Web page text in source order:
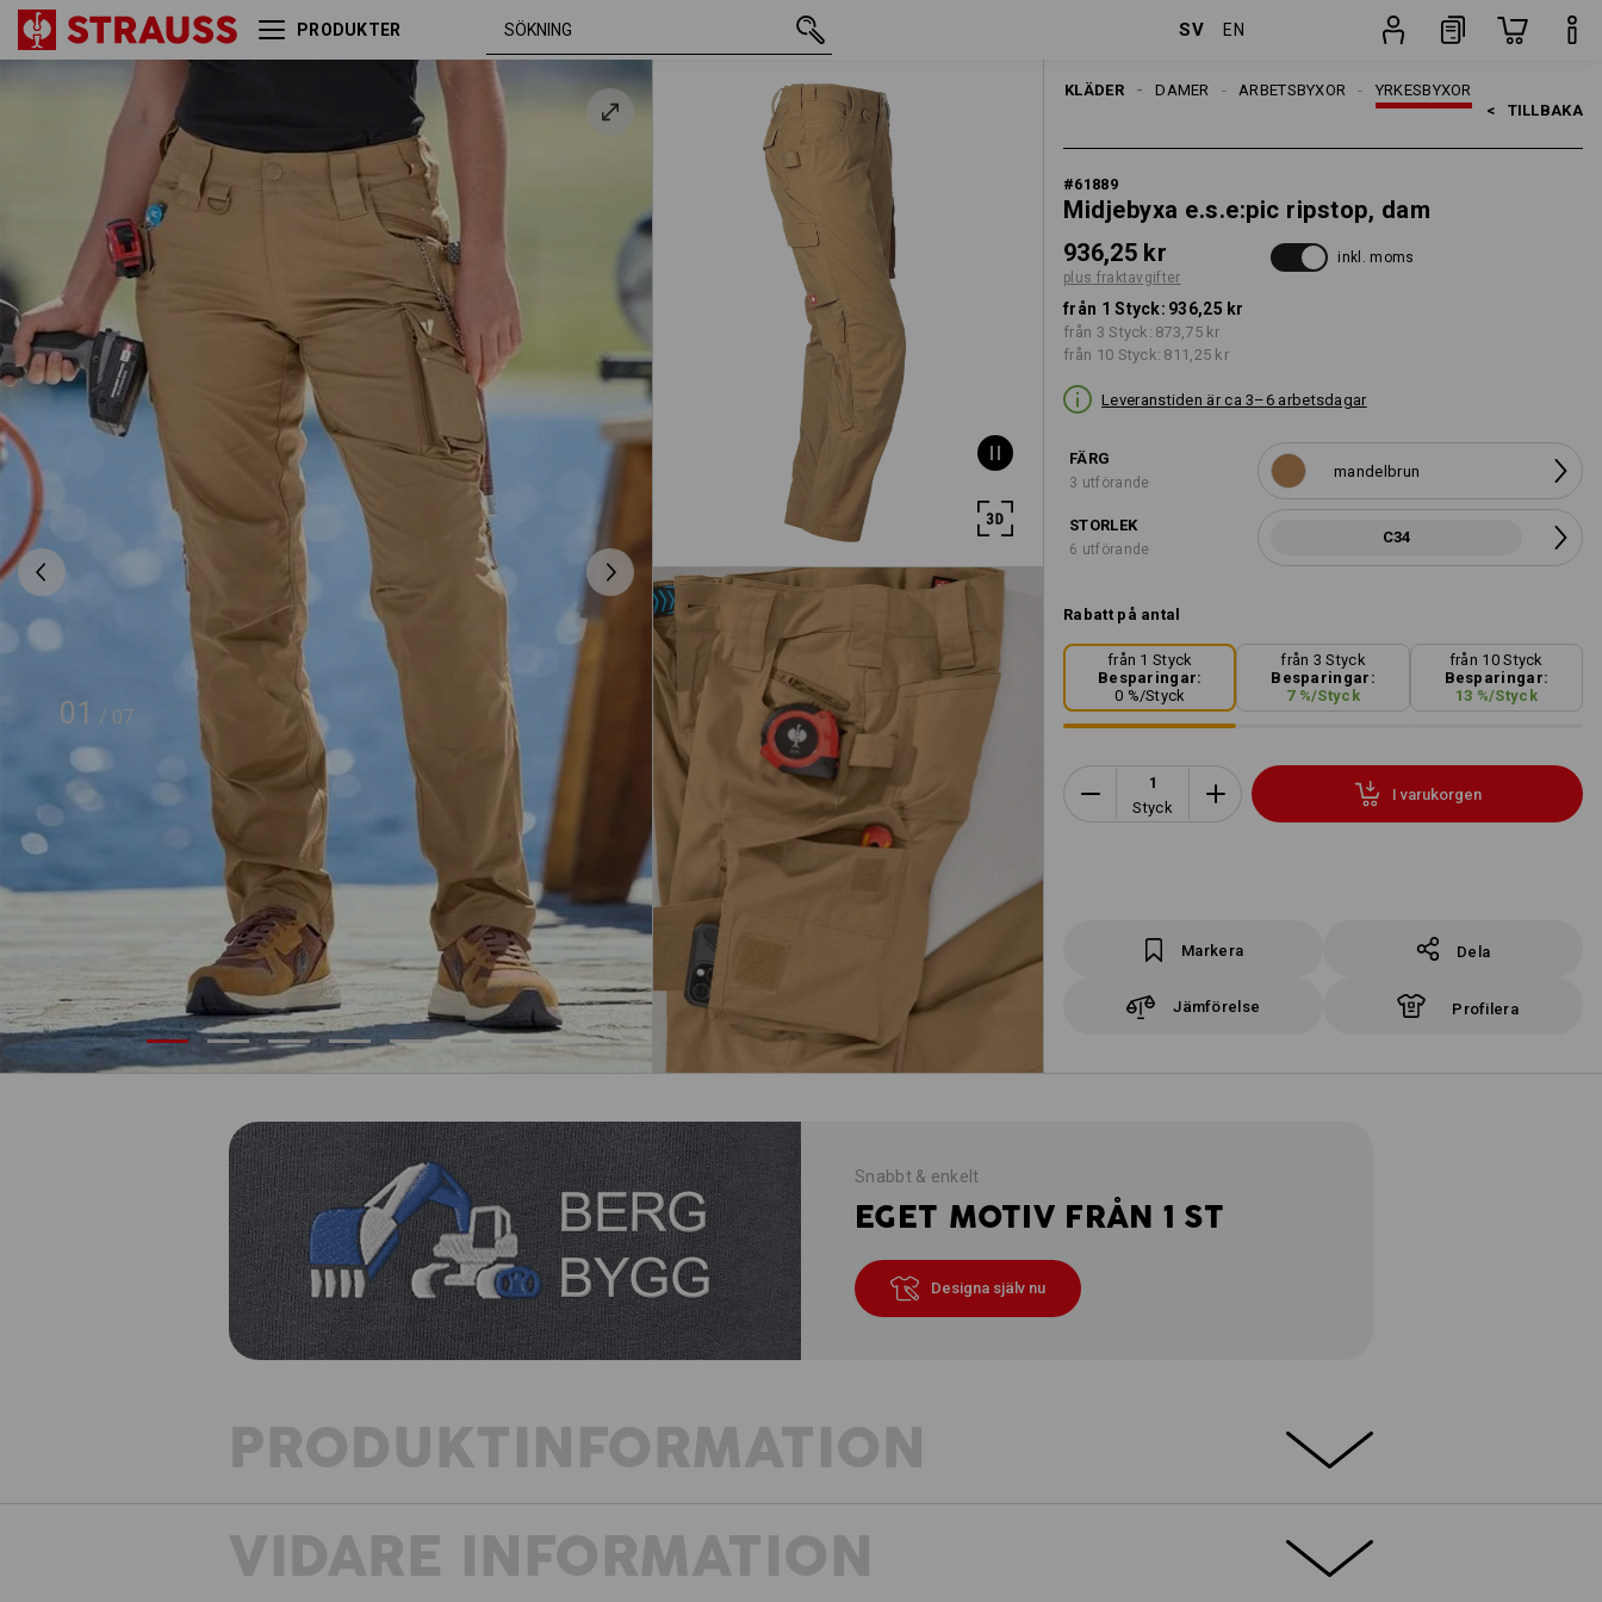
PRODUKTER SV EN
01 / 07
KLÄDER YRKESBYXOR
ARBETSBYXOR
DAMER
< TILLBAKA
#61889
Midjebyxa e.s.e:pic ripstop, dam
936,25 kr
plus fraktavgifter
inkl. moms
från 1 Styck: 936,25 kr
från 3 Styck: 873,75 kr
från 10 Styck: 811,25 kr
Leveranstiden är ca 3–6 arbetsdagar
FÄRG
3 utförande
mandelbrun
STORLEK
6 utförande
C34
Rabatt på antal
från 1 Styck
Besparingar:
0 %/Styck
från 3 Styck
Besparingar:
7%/Styck
från 10 Styck
Besparingar:
13 %/Styck
Styck
I varukorgen
Markera Dela
Jämförelse Profilera
Midjebyxa e.s.e:pic ripstop,
mandelbrun C34
Snabbt & enkelt
EGET MOTIV FRÅN 1 ST
Designa själv nu
PRODUKTINFORMATION
TEKNIK MÖTER KOMFORT
rivtålig arbetsbyxa med fick-mångfald
VIDARE INFORMATION